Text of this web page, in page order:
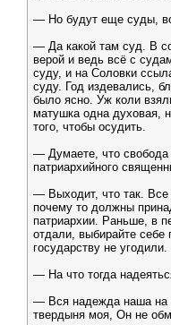
— Но будут еще суды,
— Да какой там суд. В
верой и ведь всё с
суду, и на Соловки
суду. Год издевались,
было ясно. Уж коли
матушка одна духовая,
того, чтобы осудить.
— Думаете, что свобода
патриархийного
— Выходит, что так.
почему то должны
патриархии. Раньше, в
отдали, выбирайте
государству не угодили.
— На что тогда
— Вся надежда наша на
твердыня моя, Он не